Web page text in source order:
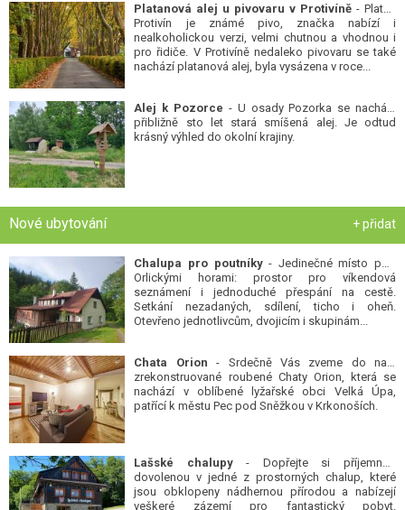
Platanová alej u pivovaru v Protivíně - Platan
Protivín je známé pivo, značka nabízí i
nealkoholickou verzi, velmi chutnou a vhodnou i
pro řidiče. V Protivíně nedaleko pivovaru se také
nachází platanová alej, byla vysázena v roce...
Alej k Pozorce - U osady Pozorka se nachází
přibližně sto let stará smíšená alej. Je odtud
krásný výhled do okolní krajiny.
Nové ubytování + přidat
Chalupa pro poutníky- Jedinečné místo pod
Orlickými horami: prostor pro víkendová
seznámení i jednoduché přespání na cestě.
Setkání nezadaných, sdílení, ticho i oheň.
Otevřeno jednotlivcům, dvojicím i skupinám...
Chata Orion - Srdečně Vás zveme do naší
zrekonstruované roubené Chaty Orion, která se
nachází v oblíbené lyžařské obci Velká Úpa,
patřící k městu Pec pod Sněžkou v Krkonoších.
Lašské chalupy- Dopřejte si příjemnou
dovolenou v jedné z prostorných chalup, které
jsou obklopeny nádhernou přírodou a nabízejí
veškeré zázemí pro fantastický pobyt.